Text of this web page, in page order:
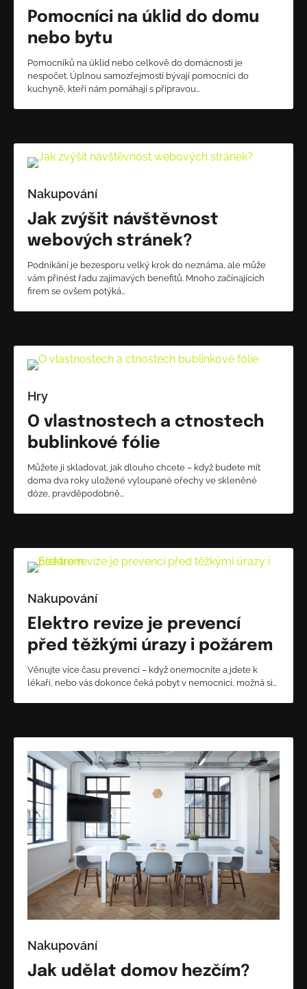
Pomocníci na úklid do domu
nebo bytu
Pomocníků na úklid nebo celkově do domácnosti je
nespočet. Úplnou samozřejmostí bývají pomocníci do
kuchyně, kteří nám pomáhají s přípravou…
Nakupování
Jak zvýšit návštěvnost
webových stránek?
Podnikání je bezesporu velký krok do neznáma, ale může
vám přinést řadu zajímavých benefitů. Mnoho začínajících
firem se ovšem potýká…
Hry
O vlastnostech a ctnostech
bublinkové fólie
Můžete ji skladovat, jak dlouho chcete – když budete mít
doma dva roky uložené vyloupané ořechy ve skleněné
dóze, pravděpodobně…
Nakupování
Elektro revize je prevencí
před těžkými úrazy i požárem
Věnujte více času prevenci – když onemocníte a jdete k
lékaři, nebo vás dokonce čeká pobyt v nemocnici, možná si…
Nakupování
Jak udělat domov hezčím?